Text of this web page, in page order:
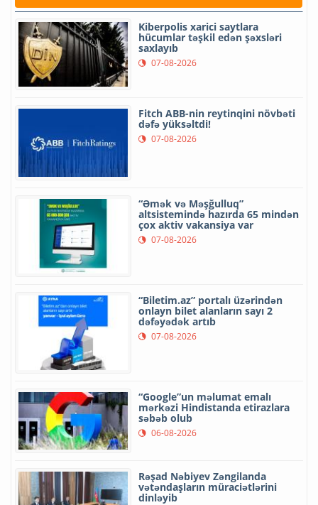
Kiberpolis xarici saytlara
hücumlar təşkil edən şəxsləri
saxlayıb
07-08-2026
Fitch ABB-nin reytinqini növbəti
dəfə yüksəltdi!
07-08-2026
“Əmək və Məşğulluq”
altsistemində hazırda 65 mindən
çox aktiv vakansiya var
07-08-2026
“Biletim.az” portalı üzərindən
onlayn bilet alanların sayı 2
dəfəyədək artıb
07-08-2026
“Google”un məlumat emalı
mərkəzi Hindistanda etirazlara
səbəb olub
06-08-2026
Rəşad Nəbiyev Zəngilanda
vətəndaşların müraciətlərini
dinləyib